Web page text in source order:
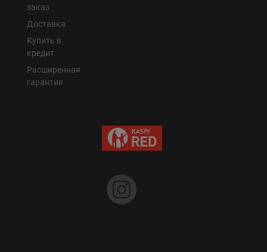
заказ
Доставка
Купить в
кредит
Расширенная
гарантия